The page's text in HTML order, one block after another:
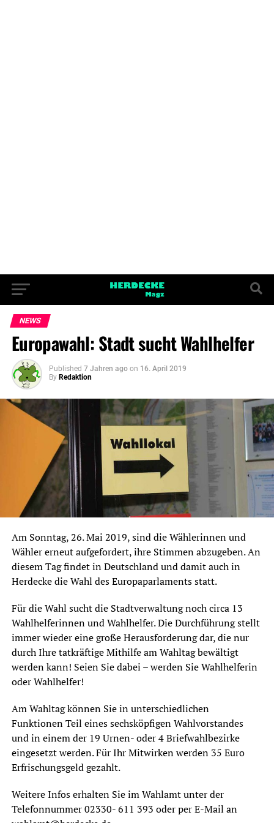
NEWS
Europawahl: Stadt sucht Wahlhelfer
Published 7 Jahren ago on 16. April 2019
By Redaktion
Am Sonntag, 26. Mai 2019, sind die Wählerinnen und
Wähler erneut aufgefordert, ihre Stimmen abzugeben. An
diesem Tag findet in Deutschland und damit auch in
Herdecke die Wahl des Europaparlaments statt.
Für die Wahl sucht die Stadtverwaltung noch circa 13
Wahlhelferinnen und Wahlhelfer. Die Durchführung stellt
immer wieder eine große Herausforderung dar, die nur
durch Ihre tatkräftige Mithilfe am Wahltag bewältigt
werden kann! Seien Sie dabei – werden Sie Wahlhelferin
oder Wahlhelfer!
Am Wahltag können Sie in unterschiedlichen
Funktionen Teil eines sechsköpfigen Wahlvorstandes
und in einem der 19 Urnen- oder 4 Briefwahlbezirke
eingesetzt werden. Für Ihr Mitwirken werden 35 Euro
Erfrischungsgeld gezahlt.
Weitere Infos erhalten Sie im Wahlamt unter der
Telefonnummer 02330- 611 393 oder per E-Mail an